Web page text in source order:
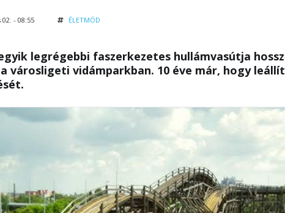
- 08:55 ÉLETMÓD
legrégebbi faszerkezetes hullámvasútja
a városligeti vidámparkban. 10 éve már, hogy